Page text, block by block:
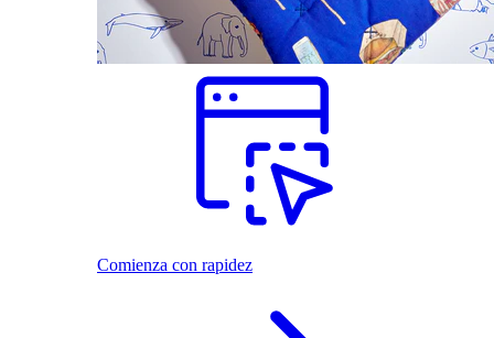
Comienza con rapidez